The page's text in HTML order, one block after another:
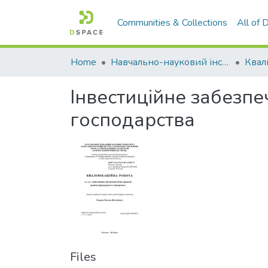
Communities & Collections All of
Home Навчально-науковий інститут економіки, управління, права та інформаційних технологій
Інвестиційне
господарства
Files